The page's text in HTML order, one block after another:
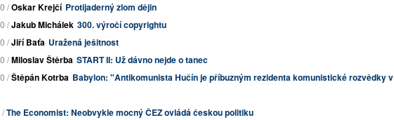
/Oskar Krejčí Protijaderný zlom dějin
/Jakub Michálek 300. výročí copyrightu
/Jiří Baťa Uražená ješitnost
/Miloslav Štěrba START II: Už dávno nejde o tanec
/Štěpán Kotrba Babylon: "Antikomunista Hučín je příbuzným rezidenta komunistické rozvědky v
/The Economist: Neobvykle mocný ČEZ ovládá českou politiku